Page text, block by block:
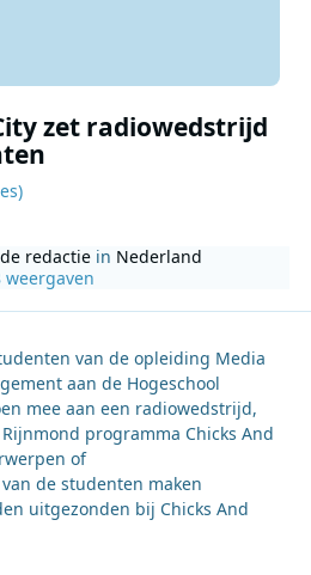
zet radiowedstrijd
de redactie in Nederland
weergaven
van de opleiding Media
aan de Hogeschool
mee aan een radiowedstrijd,
programma Chicks And
of
de studenten maken
uitgezonden bij Chicks And